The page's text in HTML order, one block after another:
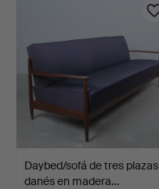
Daybed/sofá de tres plazas
danés en madera…